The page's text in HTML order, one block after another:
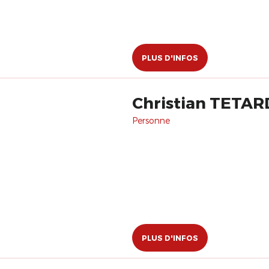
PLUS D'INFOS
Christian
Personne
PLUS D'INFOS